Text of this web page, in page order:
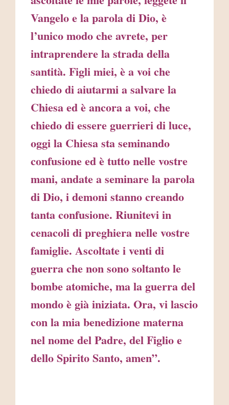
Vangelo e la parola di Dio, è
l’unico modo che avrete, per
intraprendere la strada della
santità. Figli miei, è a voi che
chiedo di aiutarmi a salvare la
Chiesa ed è ancora a voi, che
chiedo di essere guerrieri di luce,
oggi la Chiesa sta seminando
confusione ed è tutto nelle vostre
mani, andate a seminare la parola
di Dio, i demoni stanno creando
tanta confusione. Riunitevi in
cenacoli di preghiera nelle vostre
famiglie. Ascoltate i venti di
guerra che non sono soltanto le
bombe atomiche, ma la guerra del
mondo è già iniziata. Ora, vi lascio
con la mia benedizione materna
nel nome del Padre, del Figlio e
dello Spirito Santo, amen”.